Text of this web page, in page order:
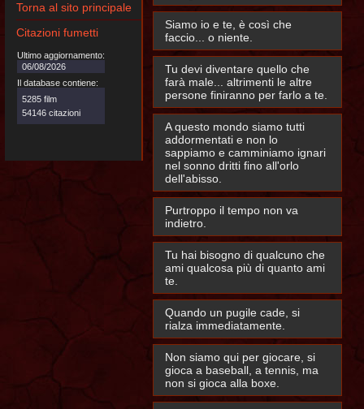
Torna al sito principale
Citazioni fumetti
Ultimo aggiornamento:
06/08/2026
Il database contiene:
5285 film
54146 citazioni
Siamo io e te, è così che
faccio... o niente.
Tu devi diventare quello che
farà male... altrimenti le altre
persone finiranno per farlo a te.
A questo mondo siamo tutti
addormentati e non lo
sappiamo e camminiamo ignari
nel sonno dritti fino all'orlo
dell'abisso.
Purtroppo il tempo non va
indietro.
Tu hai bisogno di qualcuno che
ami qualcosa più di quanto ami
te.
Quando un pugile cade, si
rialza immediatamente.
Non siamo qui per giocare, si
gioca a baseball, a tennis, ma
non si gioca alla boxe.